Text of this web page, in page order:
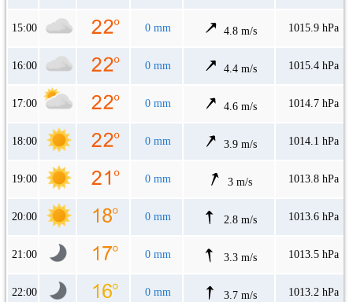
15:00 0 mm 4.8 m/s 1015.9 hPa
16:00 0 mm 4.4 m/s 1015.4 hPa
17:00 0 mm 4.6 m/s 1014.7 hPa
18:00 0 mm 3.9 m/s 1014.1 hPa
19:00 0 mm 3 m/s 1013.8 hPa
20:00 0 mm 2.8 m/s 1013.6 hPa
21:00 0 mm 3.3 m/s 1013.5 hPa
22:00 0 mm 3.7 m/s 1013.2 hPa